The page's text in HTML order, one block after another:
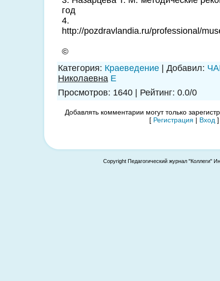
год
4.
http://pozdravlandia.ru/professional/
©
Категория: Краеведение | Добавил:
Николаевна E
Просмотров: 1640 | Рейтинг: 0.0/0
Добавлять комментарии могут только
[ Регистрация | Вход ]
Copyright Педагогический журнал "Коллеги"